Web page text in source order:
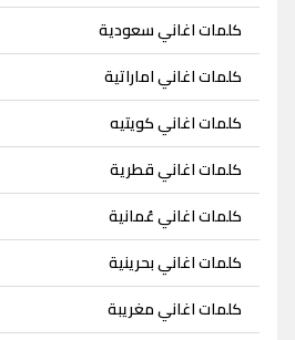
كلمات اغاني سعودية
كلمات اغاني اماراتية
كلمات اغاني كويتيه
كلمات اغاني قطرية
كلمات اغاني عُمانية
كلمات اغاني بحرينية
كلمات اغاني مغريبة